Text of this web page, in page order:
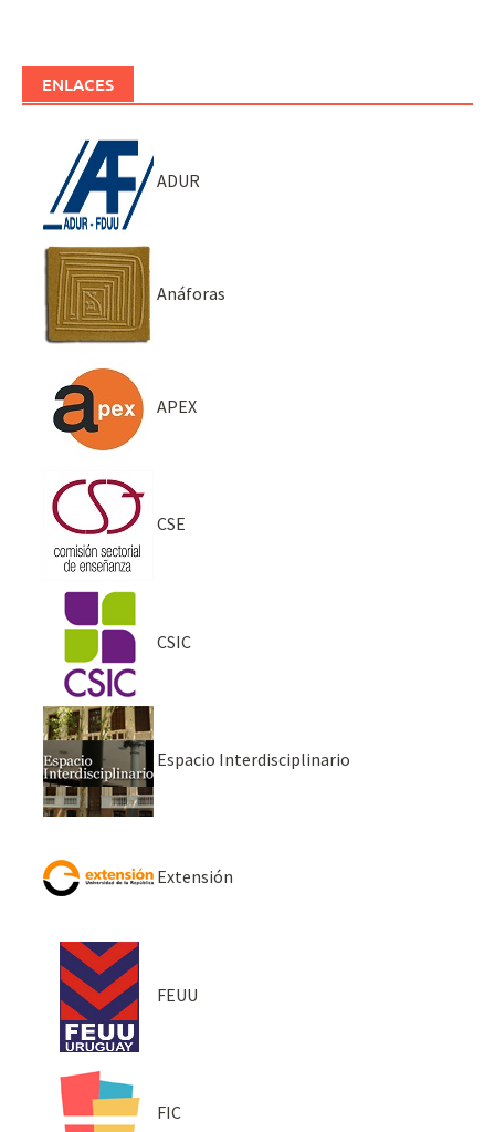
ENLACES
ADUR
Anáforas
APEX
CSE
CSIC
Espacio Interdisciplinario
Extensión
FEUU
FIC